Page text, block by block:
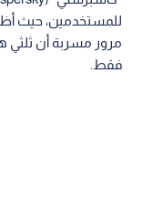
فقط.